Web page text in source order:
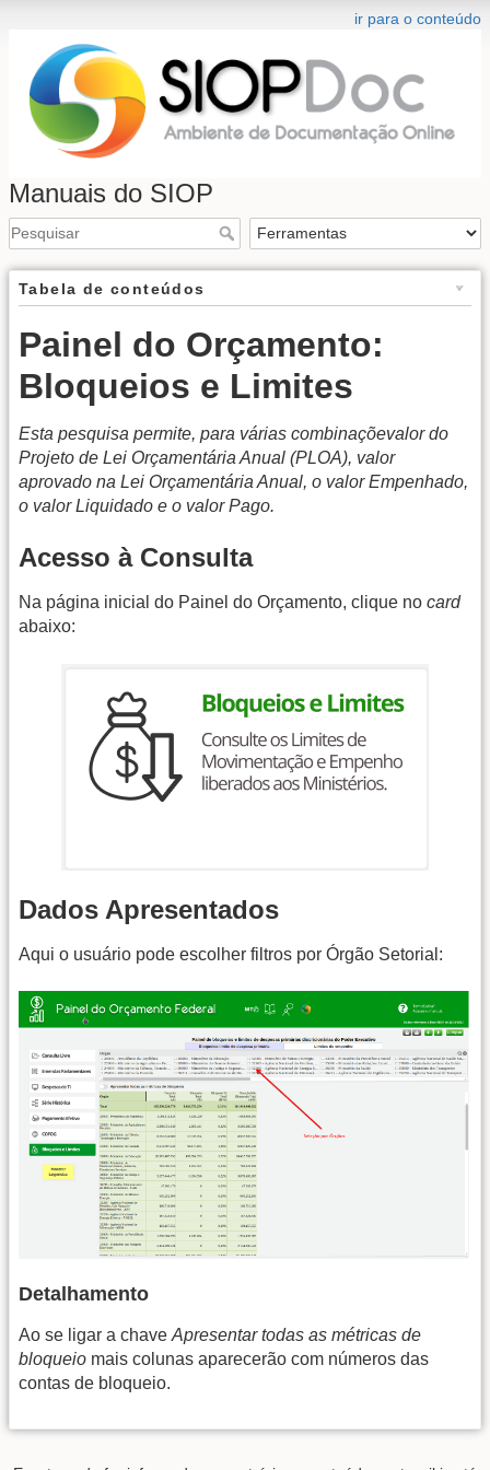
ir para o conteúdo
Manuais do SIOP
Tabela de conteúdos
Painel do Orçamento:
Bloqueios e Limites
Esta pesquisa permite, para várias combinaçõevalor do
Projeto de Lei Orçamentária Anual (PLOA), valor
aprovado na Lei Orçamentária Anual, o valor Empenhado,
o valor Liquidado e o valor Pago.
Acesso à Consulta
Na página inicial do Painel do Orçamento, clique no card
abaixo:
Dados Apresentados
Aqui o usuário pode escolher filtros por Órgão Setorial:
Detalhamento
Ao se ligar a chave Apresentar todas as métricas de
bloqueio mais colunas aparecerão com números das
contas de bloqueio.